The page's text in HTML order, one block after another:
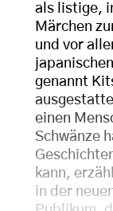
als listige,
Märchen
und vor
genannt
einen
Schwänze
kann,
in der